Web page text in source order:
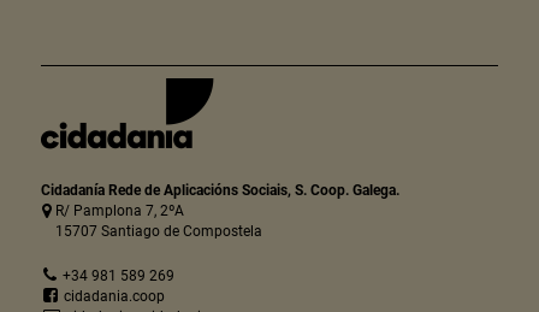
Cidadanía Rede de Aplicacións Sociais, S. Coop. Galega.
R/ Pamplona 7, 2ºA
15707 Santiago de Compostela
+34 981 589 269
cidadania.coop